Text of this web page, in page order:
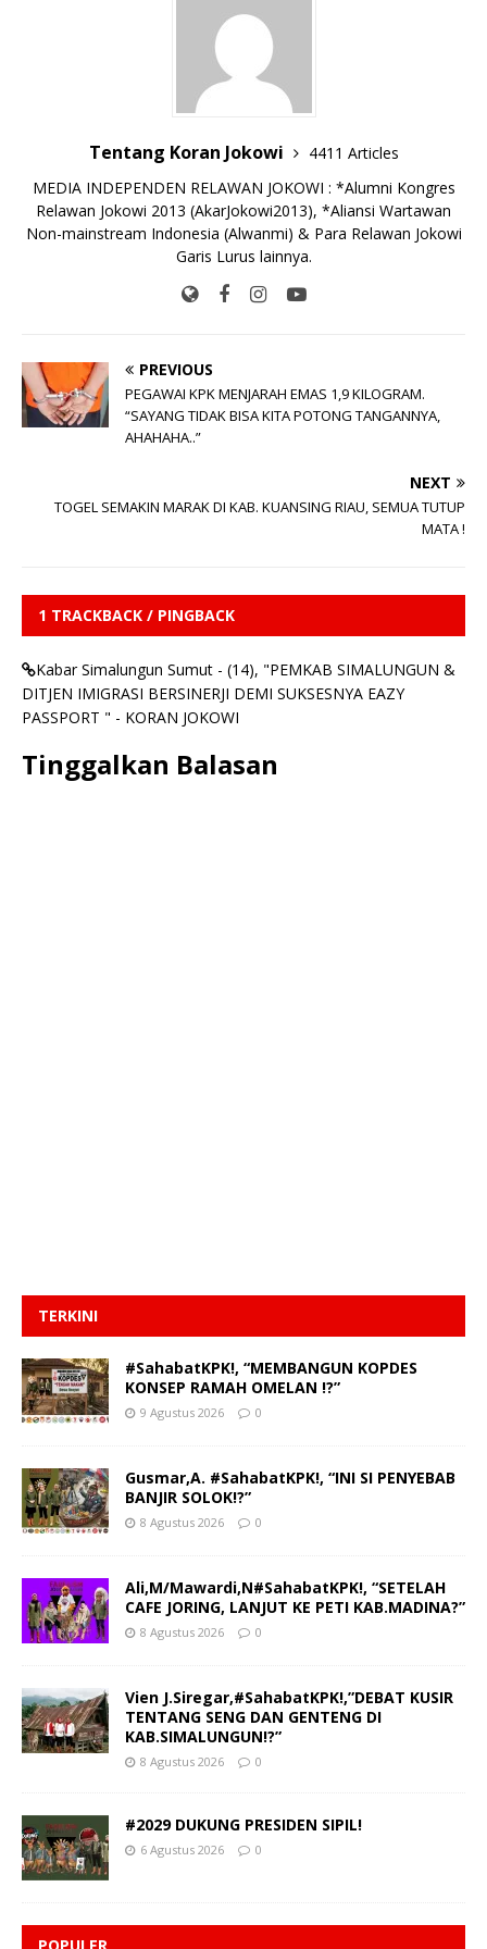
n
Tentang Koran Jokowi
4411 Articles
MEDIA INDEPENDEN RELAWAN JOKOWI : *Alumni Kongres
Relawan Jokowi 2013 (AkarJokowi2013), *Aliansi Wartawan
Non-mainstream Indonesia (Alwanmi) & Para Relawan Jokowi
Garis Lurus lainnya.
PREVIOUS
PEGAWAI KPK MENJARAH EMAS 1,9 KILOGRAM.
“SAYANG TIDAK BISA KITA POTONG TANGANNYA,
AHAHAHA..”
NEXT
TOGEL SEMAKIN MARAK DI KAB. KUANSING RIAU, SEMUA TUTUP
MATA !
1 TRACKBACK / PINGBACK
Kabar Simalungun Sumut - (14), "PEMKAB SIMALUNGUN &
DITJEN IMIGRASI BERSINERJI DEMI SUKSESNYA EAZY
PASSPORT " - KORAN JOKOWI
Tinggalkan Balasan
TERKINI
#SahabatKPK!, “MEMBANGUN KOPDES
KONSEP RAMAH OMELAN !?”
9 Agustus 2026 0
Gusmar,A. #SahabatKPK!, “INI SI PENYEBAB
BANJIR SOLOK!?”
8 Agustus 2026 0
Ali,M/Mawardi,N#SahabatKPK!, “SETELAH
CAFE JORING, LANJUT KE PETI KAB.MADINA?”
8 Agustus 2026 0
Vien J.Siregar,#SahabatKPK!,”DEBAT KUSIR
TENTANG SENG DAN GENTENG DI
KAB.SIMALUNGUN!?”
8 Agustus 2026 0
#2029 DUKUNG PRESIDEN SIPIL!
6 Agustus 2026 0